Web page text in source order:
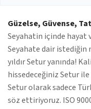
Güzelse, Güvense,
Seyahatin içinde hayat
Seyahate dair istediğin
yıldır Setur yanında!
hissedeceğiniz Setur
Setur olarak sadece
söz ettiriyoruz. ISO